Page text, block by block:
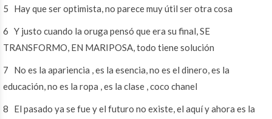
5 Hay que ser optimista, no parece muy útil ser otra cosa
6 Y justo cuando la oruga pensó que era su final, SE
TRANSFORMO, EN MARIPOSA, todo tiene solución
7 No es la apariencia , es la esencia, no es el dinero, es la
educación, no es la ropa , es la clase , coco chanel
8 El pasado ya se fue y el futuro no existe, el aquí y ahora es la